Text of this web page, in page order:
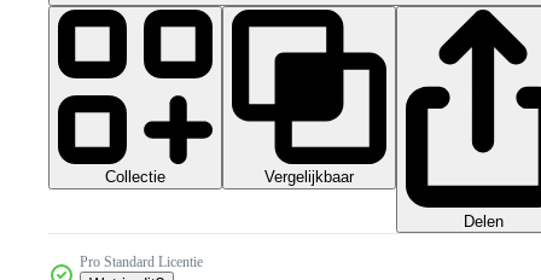
Collectie Vergelijkbaar
Delen
Pro Standard Licentie